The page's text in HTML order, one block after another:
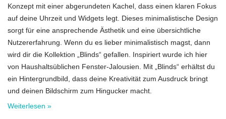
Konzept mit einer abgerundeten Kachel, dass einen klaren Fokus
auf deine Uhrzeit und Widgets legt. Dieses minimalistische Design
sorgt für eine ansprechende Ästhetik und eine übersichtliche
Nutzererfahrung. Wenn du es lieber minimalistisch magst, dann
wird dir die Kollektion „Blinds“ gefallen. Inspiriert wurde ich hier
von Haushaltsüblichen Fenster-Jalousien. Mit „Blinds“ erhältst du
ein Hintergrundbild, dass deine Kreativität zum Ausdruck bringt
und deinen Bildschirm zum Hingucker macht.
Weiterlesen »